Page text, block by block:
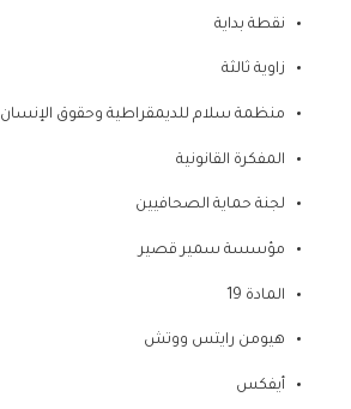
نقطة بداية
زاوية ثالثة
منظمة سلام للديمقراطية وحقوق الإنسان
المفكرة القانونية
لجنة حماية الصحافيين
مؤسسة سمير قصير
المادة 19
هيومن رايتس ووتش
أيفكس